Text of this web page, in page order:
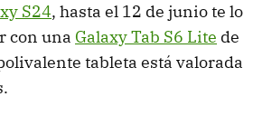
S24, hasta el 12 de junio te lo
con una Galaxy Tab S6 Lite de
tableta está valorada